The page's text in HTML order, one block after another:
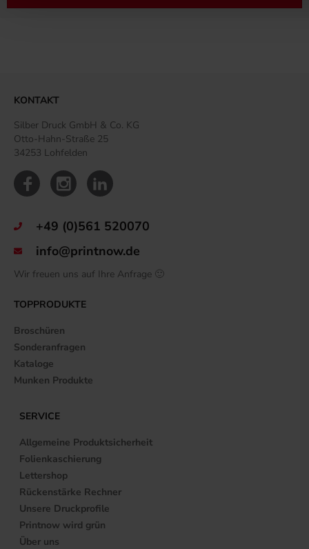
KONTAKT
Silber Druck GmbH & Co. KG
Otto-Hahn-Straße 25
34253 Lohfelden
+49 (0)561 520070
info@printnow.de
Wir freuen uns auf Ihre Anfrage 🙂
TOPPRODUKTE
Broschüren
Sonderanfragen
Kataloge
Munken Produkte
SERVICE
Allgemeine Produktsicherheit
Folienkaschierung
Lettershop
Rückenstärke Rechner
Unsere Druckprofile
Printnow wird grün
Über uns